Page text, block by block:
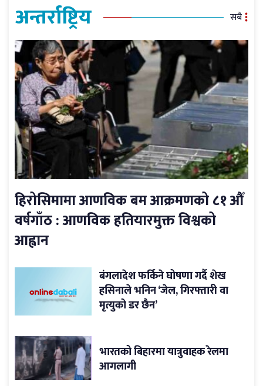
अन्तर्राष्ट्रिय सबै
हिरोसिमामा आणविक बम आक्रमणको ८१ औँ
वर्षगाँठ : आणविक हतियारमुक्त विश्वको
आह्वान
बंगलादेश फर्किने घोषणा गर्दै शेख
हसिनाले भनिन ‘जेल, गिरफ्तारी वा
मृत्युको डर छैन’
भारतको बिहारमा यात्रुवाहक रेलमा
आगलागी